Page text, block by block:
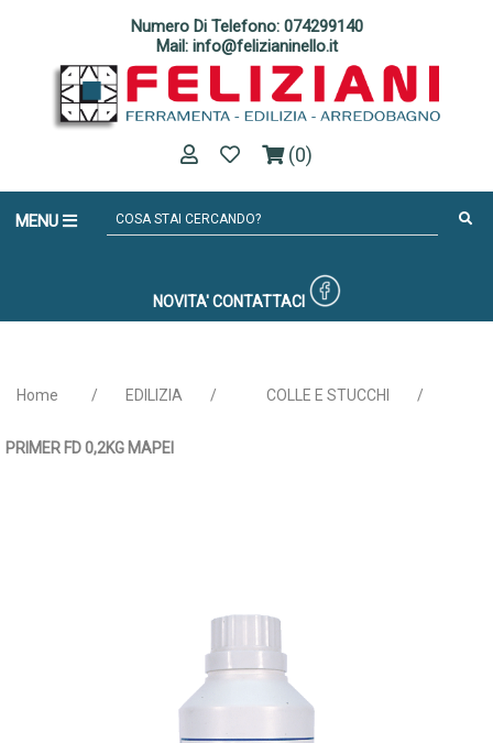
Numero Di Telefono: 074299140
Mail: info@felizianinello.it
(0)
MENU
NOVITA' CONTATTACI
Home / EDILIZIA / COLLE E STUCCHI /
PRIMER FD 0,2KG MAPEI